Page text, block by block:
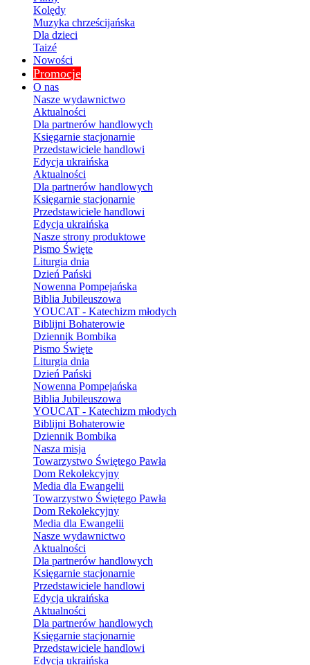
Kolędy
Muzyka chrześcijańska
Dla dzieci
Taizé
Nowości
Promocje
O nas
Nasze wydawnictwo
Aktualności
Dla partnerów handlowych
Księgarnie stacjonarnie
Przedstawiciele handlowi
Edycja ukraińska
Aktualności
Dla partnerów handlowych
Księgarnie stacjonarnie
Przedstawiciele handlowi
Edycja ukraińska
Nasze strony produktowe
Pismo Święte
Liturgia dnia
Dzień Pański
Nowenna Pompejańska
Biblia Jubileuszowa
YOUCAT - Katechizm młodych
Biblijni Bohaterowie
Dziennik Bombika
Pismo Święte
Liturgia dnia
Dzień Pański
Nowenna Pompejańska
Biblia Jubileuszowa
YOUCAT - Katechizm młodych
Biblijni Bohaterowie
Dziennik Bombika
Nasza misja
Towarzystwo Świętego Pawła
Dom Rekolekcyjny
Media dla Ewangelii
Towarzystwo Świętego Pawła
Dom Rekolekcyjny
Media dla Ewangelii
Nasze wydawnictwo
Aktualności
Dla partnerów handlowych
Księgarnie stacjonarnie
Przedstawiciele handlowi
Edycja ukraińska
Aktualności
Dla partnerów handlowych
Księgarnie stacjonarnie
Przedstawiciele handlowi
Edycja ukraińska